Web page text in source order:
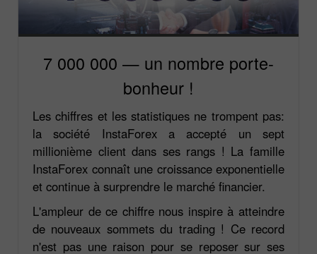
7 000 000 — un nombre porte-
bonheur !
Les chiffres et les statistiques ne trompent pas:
la société InstaForex a accepté un sept
millionième client dans ses rangs ! La famille
InstaForex connaît une croissance exponentielle
et continue à surprendre le marché financier.
L'ampleur de ce chiffre nous inspire à atteindre
de nouveaux sommets du trading ! Ce record
n'est pas une raison pour se reposer sur ses